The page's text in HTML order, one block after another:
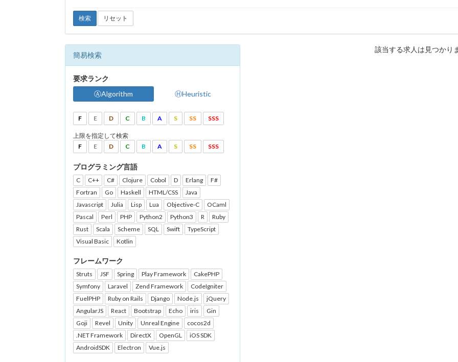
検索 リセット
簡易検索
要求ランク
ⒶAlgorithm
ⒽHeuristic
F E D C B A S SS SSS
上限を指定して検索
F
E D C B A S SS SSS
プログラミング言語
C C++ C# Clojure Cobol D Erlang
F#
Fortran
Go Haskell HTML/CSS
Java
Javascript
Julia Lisp Lua Objective-C
OCaml
Pascal
Perl PHP Python2 Python3 R
Ruby
Rust
Scala Scheme SQL Swift
TypeScript
Visual Basic
Kotlin
フレームワーク
Struts JSF Spring Play Framework
CakePHP
Symfony
Laravel Zend Framework
CodeIgniter
FuelPHP
Ruby on Rails Django Node.js
jQuery
AngularJS
React Bootstrap Echo iris
Gin
Goji
Revel Unity Unreal Engine
cocos2d
.NET Framework
DirectX OpenGL
iOS SDK
AndroidSDK
Electron Vue.js
該当する求人は見つかり